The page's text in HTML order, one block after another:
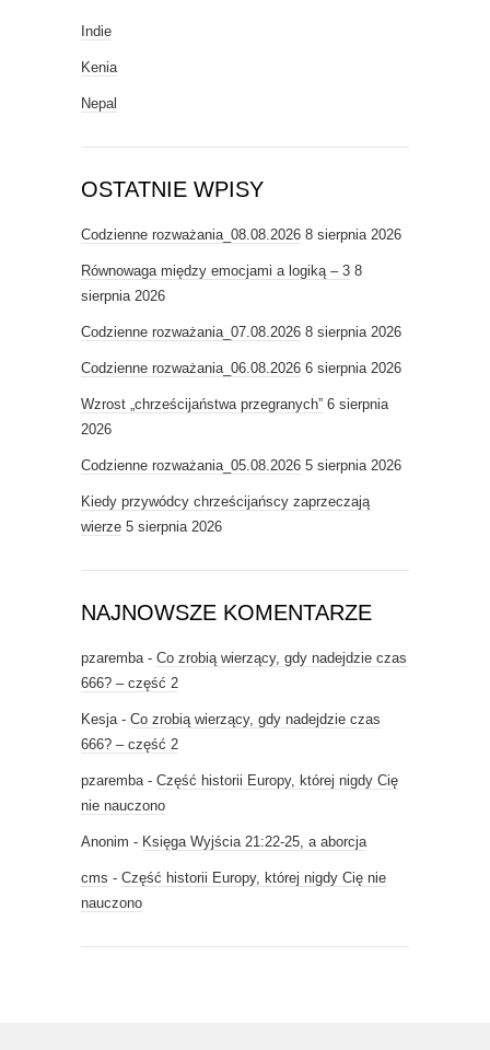
Indie
Kenia
Nepal
OSTATNIE WPISY
Codzienne rozważania_08.08.2026 8 sierpnia 2026
Równowaga między emocjami a logiką – 3 8
sierpnia 2026
Codzienne rozważania_07.08.2026 8 sierpnia 2026
Codzienne rozważania_06.08.2026 6 sierpnia 2026
Wzrost „chrześcijaństwa przegranych” 6 sierpnia
2026
Codzienne rozważania_05.08.2026 5 sierpnia 2026
Kiedy przywódcy chrześcijańscy zaprzeczają
wierze 5 sierpnia 2026
NAJNOWSZE KOMENTARZE
pzaremba- Co zrobią wierzący, gdy nadejdzie czas
666? – część 2
Kesja- Co zrobią wierzący, gdy nadejdzie czas
666? – część 2
pzaremba- Część historii Europy, której nigdy Cię
nie nauczono
Anonim - Księga Wyjścia 21:22-25, a aborcja
cms - Część historii Europy, której nigdy Cię nie
nauczono